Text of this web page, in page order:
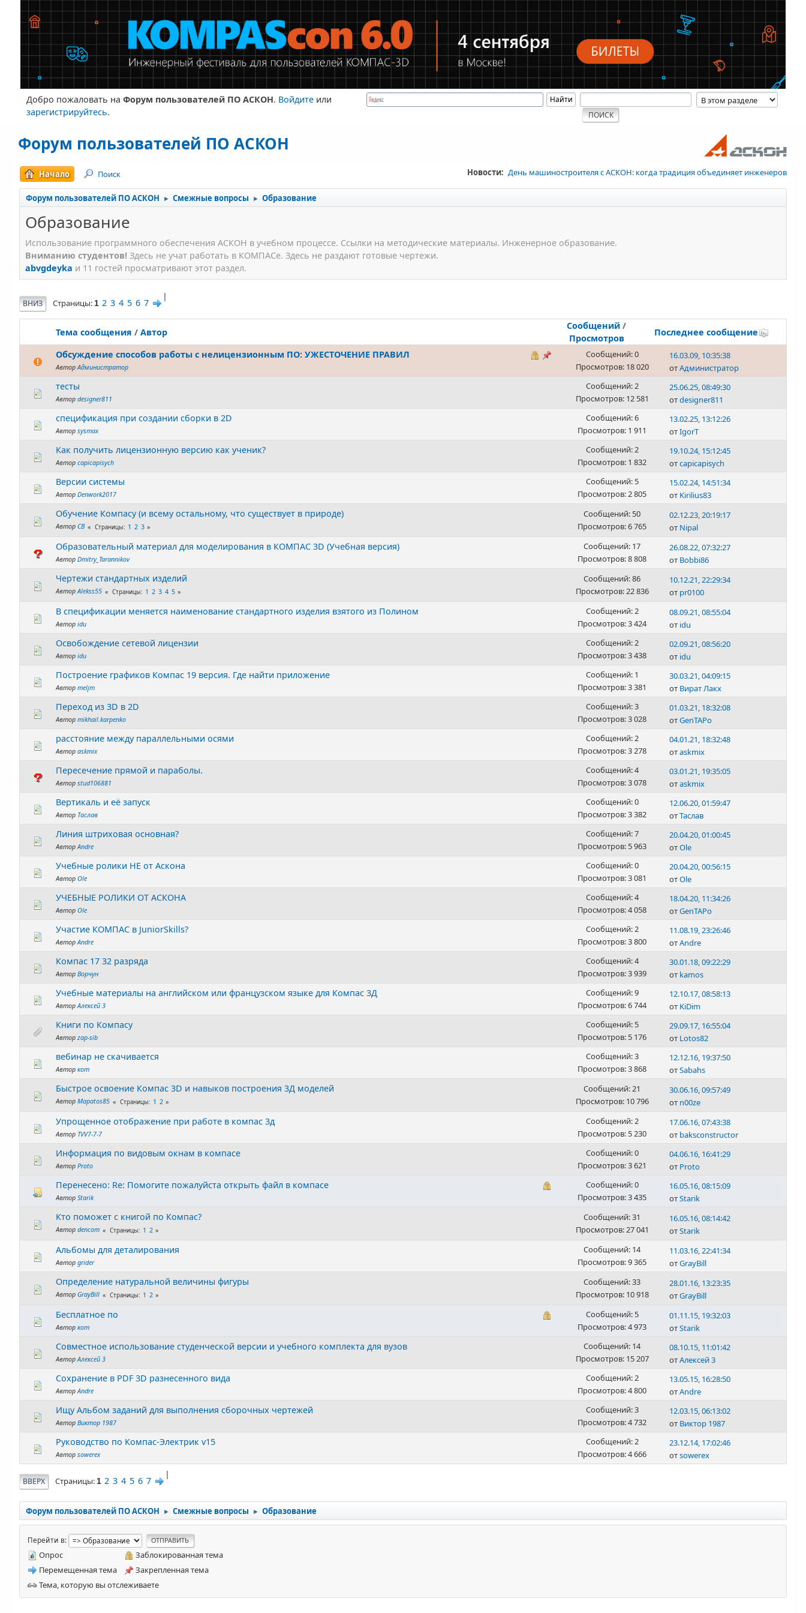
Добро пожаловать на Форум пользователей ПО АСКОН. Войдитеили
зарегистрируйтесь.
Форум пользователей ПО АСКОН
Новости: День машиностроителя с АСКОН: когда традиция объединяет инженеров
Начало Поиск
Форум пользователей ПО АСКОН ► Смежные вопросы ► Образование
Образование
Использование программного обеспечения АСКОН в учебном процессе. Ссылки на методические материалы. Инженерное образование.
Вниманию студентов! Здесь не учат работать в КОМПАСе. Здесь не раздают готовые чертежи.
abvgdeyka и 11 гостей просматривают этот раздел.
|
ВНИЗ Страницы 1 2 3 4 5 6 7
Тема сообщения /Автор
Сообщений /
Просмотров
Последнее сообщение
Обсуждение способов работы с нелицензионным ПО: УЖЕСТОЧЕНИЕ ПРАВИЛ
АвторАдминистратор
Сообщений: 0
Просмотров: 18 020
16.03.09, 10:35:38
отАдминистратор
тесты
Авторdesigner811
Сообщений: 2
Просмотров: 12 581
25.06.25, 08:49:30
отdesigner811
спецификация при создании сборки в 2D
Авторsysmax
Сообщений: 6
Просмотров: 1 911
13.02.25, 13:12:26
отIgorT
Как получить лицензионную версию как ученик?
Авторcapicapisych
Сообщений: 2
Просмотров: 1 832
19.10.24, 15:12:45
отcapicapisych
Версии системы
АвторDenwork2017
Сообщений: 5
Просмотров: 2 805
15.02.24, 14:51:34
от Kirilius83
Обучение Компасу (и всему остальному, что существует в природе)
АвторСВ Страницы 1 2 3
Сообщений: 50
Просмотров: 6 765
02.12.23, 20:19:17
от Nipal
Образовательный материал для моделирования в КОМПАС 3D (Учебная версия)
АвторDmitry_Tarannikov
Сообщений: 17
Просмотров: 8 808
26.08.22, 07:32:27
от Bobbi86
Чертежи стандартных изделий
АвторAlekss55 Страницы 1 2 3 4 5
Сообщений: 86
Просмотров: 22 836
10.12.21, 22:29:34
от pr0100
В спецификации меняется наименование стандартного изделия взятого из Полином
Авторidu
Сообщений: 2
Просмотров: 3 424
08.09.21, 08:55:04
от idu
Освобождение сетевой лицензии
Авторidu
Сообщений: 2
Просмотров: 3 438
02.09.21, 08:56:20
от idu
Построение графиков Компас 19 версия. Где найти приложение
Авторmeljm
Сообщений: 1
Просмотров: 3 381
30.03.21, 04:09:15
от Вират Лакх
Переход из 3D в 2D
Авторmikhail.karpenko
Сообщений: 3
Просмотров: 3 028
01.03.21, 18:32:08
отGenTAPo
расстояние между параллельными осями
Авторaskmix
Сообщений: 2
Просмотров: 3 278
04.01.21, 18:32:48
отaskmix
Пересечение прямой и параболы.
Авторstud106881
Сообщений: 4
Просмотров: 3 078
03.01.21, 19:35:05
отaskmix
Вертикаль и её запуск
Автор Таслав
Сообщений: 0
Просмотров: 3 382
12.06.20, 01:59:47
отТаслав
Линия штриховая основная?
АвторAndre
Сообщений: 7
Просмотров: 5 963
20.04.20, 01:00:45
отOle
Учебные ролики НЕ от Аскона
АвторOle
Сообщений: 0
Просмотров: 3 081
20.04.20, 00:56:15
отOle
УЧЕБНЫЕ РОЛИКИ ОТ АСКОНА
АвторOle
Сообщений: 4
Просмотров: 4 058
18.04.20, 11:34:26
отGenTAPo
Участие КОМПАС в JuniorSkills?
АвторAndre
Сообщений: 2
Просмотров: 3 800
11.08.19, 23:26:46
отAndre
Компас 17 32 разряда
АвторВорчун
Сообщений: 4
Просмотров: 3 939
30.01.18, 09:22:29
от kamos
Учебные материалы на английском или французском языке для Компас 3Д
АвторАлексей 3
Сообщений: 9
Просмотров: 6 744
12.10.17, 08:58:13
от KiDim
Книги по Компасу
Авторzap-sib
Сообщений: 5
Просмотров: 5 176
29.09.17, 16:55:04
от Lotos82
вебинар не скачивается
Авторкот
Сообщений: 3
Просмотров: 3 868
12.12.16, 19:37:50
отSabahs
Быстрое освоение Компас 3D и навыков построения 3Д моделей
АвторMapatos85 Страницы 1 2
Сообщений: 21
Просмотров: 10 796
30.06.16, 09:57:49
от n00ze
Упрощенное отображение при работе в компас 3д
Автор TVV7-7-7
Сообщений: 2
Просмотров: 5 230
17.06.16, 07:43:38
от baksconstructor
Информация по видовым окнам в компасе
АвторProto
Сообщений: 0
Просмотров: 3 621
04.06.16, 16:41:29
от Proto
Перенесено: Re: Помогите пожалуйста открыть файл в компасе
АвторStarik
Сообщений: 0
Просмотров: 3 435
16.05.16, 08:15:09
отStarik
Кто поможет с книгой по Компас?
Авторdencom Страницы 1 2
Сообщений: 31
Просмотров: 27 041
16.05.16, 08:14:42
отStarik
Альбомы для деталирования
Авторgrider
Сообщений: 14
Просмотров: 9 365
11.03.16, 22:41:34
отGrayBill
Определение натуральной величины фигуры
АвторGrayBill Страницы 1 2
Сообщений: 33
Просмотров: 10 918
28.01.16, 13:23:35
отGrayBill
Бесплатное по
Авторкот
Сообщений: 5
Просмотров: 4 973
01.11.15, 19:32:03
отStarik
Совместное использование студенческой версии и учебного комплекта для вузов
АвторАлексей 3
Сообщений: 14
Просмотров: 15 207
08.10.15, 11:01:42
отАлексей 3
Сохранение в PDF 3D разнесенного вида
АвторAndre
Сообщений: 2
Просмотров: 4 800
13.05.15, 16:28:50
отAndre
Ищу Альбом заданий для выполнения сборочных чертежей
АвторВиктор 1987
Сообщений: 3
Просмотров: 4 732
12.03.15, 06:13:02
от Виктор 1987
Руководство по Компас-Электрик v15
Авторsowerex
Сообщений: 2
Просмотров: 4 666
23.12.14, 17:02:46
отsowerex
|
ВВЕРХ Страницы 1 2 3 4 5 6 7
Форум пользователей ПО АСКОН ► Смежные вопросы ► Образование
Перейти в
Опрос
Перемещенная тема
Заблокированная тема
Закрепленная тема
Тема, которую вы отслеживаете